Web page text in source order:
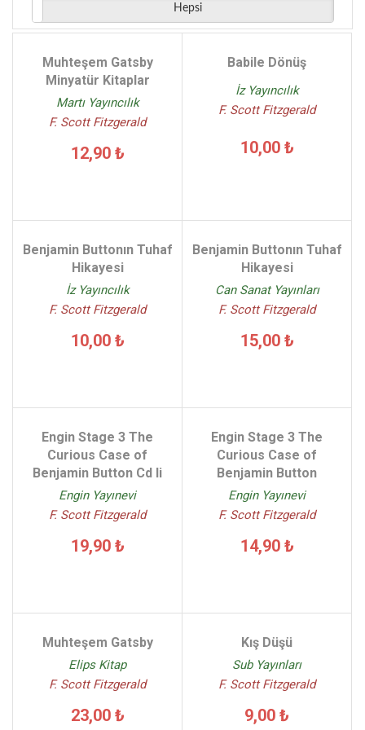
Hepsi
Muhteşem Gatsby
Minyatür Kitaplar
Martı Yayıncılık
F. Scott Fitzgerald
12,90 ₺
Babile Dönüş
İz Yayıncılık
F. Scott Fitzgerald
10,00 ₺
Benjamin Buttonın Tuhaf
Hikayesi
İz Yayıncılık
F. Scott Fitzgerald
10,00 ₺
Benjamin Buttonın Tuhaf
Hikayesi
Can Sanat Yayınları
F. Scott Fitzgerald
15,00 ₺
Engin Stage 3 The
Curious Case of
Benjamin Button Cd li
Engin Yayınevi
F. Scott Fitzgerald
19,90 ₺
Engin Stage 3 The
Curious Case of
Benjamin Button
Engin Yayınevi
F. Scott Fitzgerald
14,90 ₺
Muhteşem Gatsby
Elips Kitap
F. Scott Fitzgerald
23,00 ₺
Kış Düşü
Sub Yayınları
F. Scott Fitzgerald
9,00 ₺